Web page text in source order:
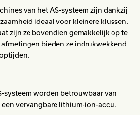
van het AS-systeem zijn dankzij
ideaal voor kleinere klussen.
zijn ze bovendien gemakkelijk op te
bieden ze indrukwekkend
systeem worden betrouwbaar van
vervangbare lithium-ion-accu.